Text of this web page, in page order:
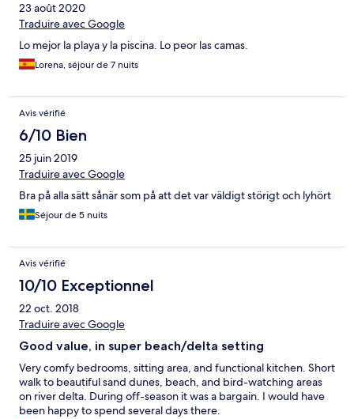
23 août 2020
Traduire avec Google
Lo mejor la playa y la piscina. Lo peor las camas.
Lorena, séjour de 7 nuits
Avis vérifié
6/10 Bien
25 juin 2019
Traduire avec Google
Bra på alla sätt sånär som på att det var väldigt störigt och lyhört
Séjour de 5 nuits
Avis vérifié
10/10 Exceptionnel
22 oct. 2018
Traduire avec Google
Good value, in super beach/delta setting
Very comfy bedrooms, sitting area, and functional kitchen. Short
walk to beautiful sand dunes, beach, and bird-watching areas
on river delta. During off-season it was a bargain. I would have
been happy to spend several days there.